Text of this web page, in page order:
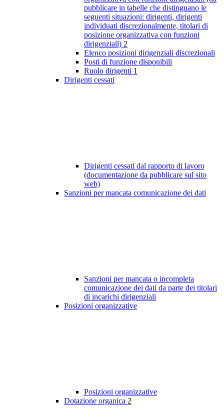
pubblicare in tabelle che distinguano le
seguenti situazioni: dirigenti, dirigenti
individuati discrezionalmente, titolari di
posizione organizzativa con funzioni
dirigenziali) 2
Elenco posizioni dirigenziali discrezionali
Posti di funzione disponibili
Ruolo dirigenti 1
Dirigenti cessati
Dirigenti cessati dal rapporto di lavoro
(documentazione da pubblicare sul sito
web)
Sanzioni per mancata comunicazione dei dati
Sanzioni per mancata o incompleta
comunicazione dei dati da parte dei titolari
di incarichi dirigenziali
Posizioni organizzative
Posizioni organizzative
Dotazione organica 2